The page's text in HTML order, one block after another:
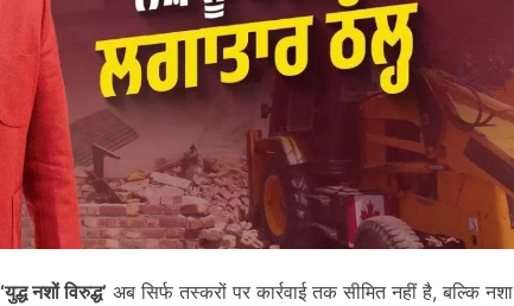
‘युद्ध नशों विरुद्ध’ अब सिर्फ तस्करों पर कार्रवाई तक सीमित नहीं है, बल्कि नशा